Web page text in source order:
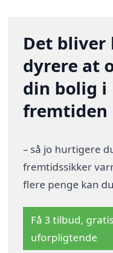
Det bliver
dyrere at
din bolig i
fremtiden
– så jo hurtigere
fremtidssikker
flere penge kan
Få 3 tilbud,
uforpligtende